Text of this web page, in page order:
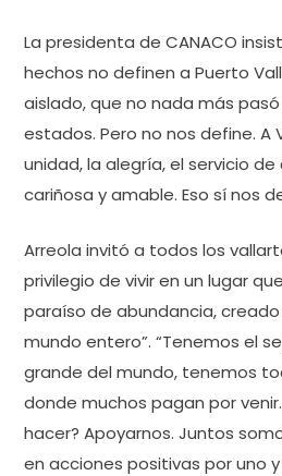
La presidenta de CANACO
hechos no definen a Puerto
aislado, que no nada más
estados. Pero no nos define. A
unidad, la alegría, el servicio
cariñosa y amable. Eso sí nos
Arreola invitó a todos los
privilegio de vivir en un lugar
paraíso de abundancia,
mundo entero”. “Tenemos el
grande del mundo, tenemos
donde muchos pagan por
hacer? Apoyarnos. Juntos
en acciones positivas por uno